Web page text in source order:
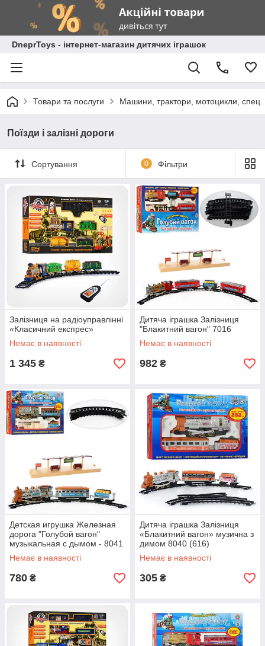
DneprToys - інтернет-магазин дитячих іграшок
Товари та послуги Машини, трактори, мотоцикли, спец.
Поїзди і залізні дороги
Сортування 0 Фільтри
Залізниця на радіоуправлінні
«Класичний експрес»
Немає в наявності
1 345 ₴
Дитяча іграшка Залізниця
"Блакитний вагон" 7016
Немає в наявності
982 ₴
Детская игрушка Железная
дорога "Голубой вагон"
музыкальная с дымом - 8041
(617)
Немає в наявності
780 ₴
Дитяча іграшка Залізниця
«Блакитний вагон» музична з
димом 8040 (616)
Немає в наявності
305 ₴